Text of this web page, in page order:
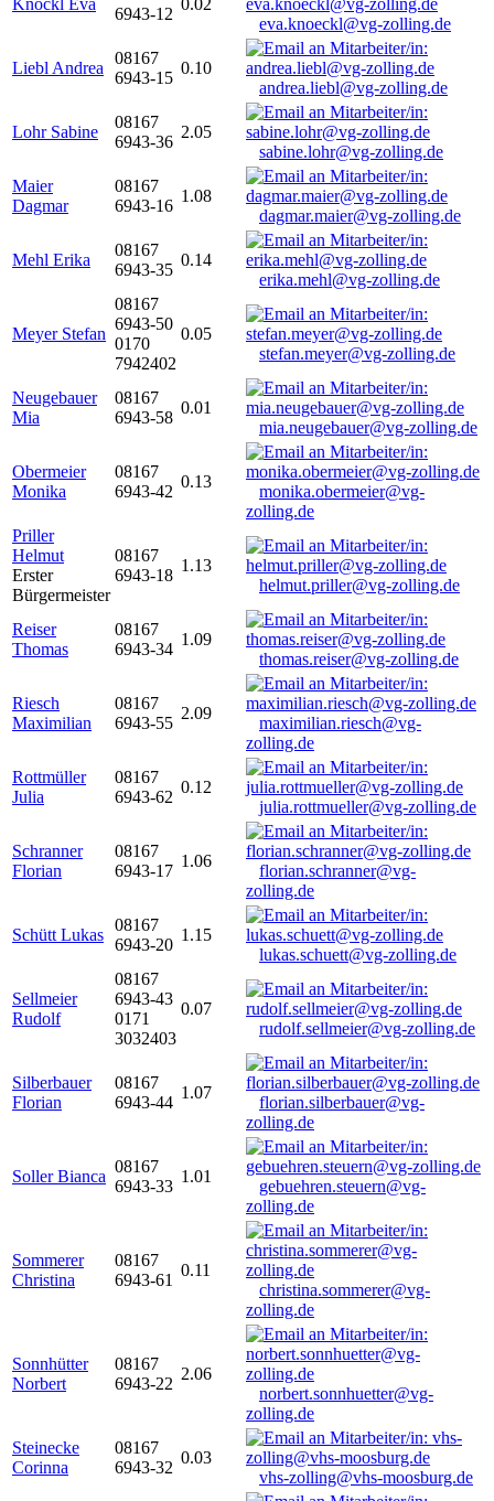
Knöckl Eva
6943-12
0.02
eva.knoeckl@vg-zolling.de
Liebl Andrea
08167
6943-15
0.10
andrea.liebl@vg-zolling.de
Lohr Sabine
08167
6943-36
2.05
sabine.lohr@vg-zolling.de
Maier
Dagmar
08167
6943-16
1.08
dagmar.maier@vg-zolling.de
Mehl Erika
08167
6943-35
0.14
erika.mehl@vg-zolling.de
Meyer Stefan
08167
6943-50
0170
7942402
0.05
stefan.meyer@vg-zolling.de
Neugebauer
Mia
08167
6943-58
0.01
mia.neugebauer@vg-zolling.de
Obermeier
Monika
08167
6943-42
0.13
monika.obermeier@vg-
zolling.de
Priller
Helmut
Erster
Bürgermeister
08167
6943-18
1.13
helmut.priller@vg-zolling.de
Reiser
Thomas
08167
6943-34
1.09
thomas.reiser@vg-zolling.de
Riesch
Maximilian
08167
6943-55
2.09
maximilian.riesch@vg-
zolling.de
Rottmüller
Julia
08167
6943-62
0.12
julia.rottmueller@vg-zolling.de
Schranner
Florian
08167
6943-17
1.06
florian.schranner@vg-
zolling.de
Schütt Lukas
08167
6943-20
1.15
lukas.schuett@vg-zolling.de
Sellmeier
Rudolf
08167
6943-43
0171
3032403
0.07
rudolf.sellmeier@vg-zolling.de
Silberbauer
Florian
08167
6943-44
1.07
florian.silberbauer@vg-
zolling.de
Soller Bianca
08167
6943-33
1.01
gebuehren.steuern@vg-
zolling.de
Sommerer
Christina
08167
6943-61
0.11
christina.sommerer@vg-
zolling.de
Sonnhütter
Norbert
08167
6943-22
2.06
norbert.sonnhuetter@vg-
zolling.de
Steinecke
Corinna
08167
6943-32
0.03
vhs-zolling@vhs-moosburg.de